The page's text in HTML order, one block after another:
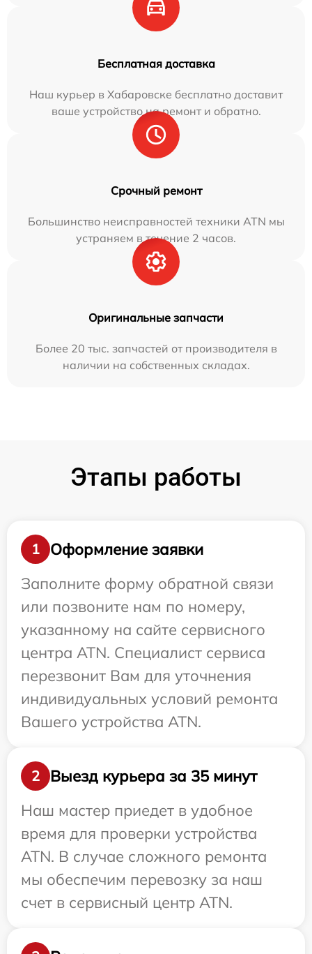
Бесплатная доставка
Наш курьер в Хабаровске бесплатно доставит
ваше устройство на ремонт и обратно.
Срочный ремонт
Большинство неисправностей техники ATN мы
устраняем в течение 2 часов.
Оригинальные запчасти
Более 20 тыс. запчастей от производителя в
наличии на собственных складах.
Этапы работы
1
Оформление заявки
Заполните форму обратной связи
или позвоните нам по номеру,
указанному на сайте сервисного
центра ATN. Специалист сервиса
перезвонит Вам для уточнения
индивидуальных условий ремонта
Вашего устройства ATN.
2
Выезд курьера за 35 минут
Наш мастер приедет в удобное
время для проверки устройства
ATN. В случае сложного ремонта
мы обеспечим перевозку за наш
счет в сервисный центр ATN.